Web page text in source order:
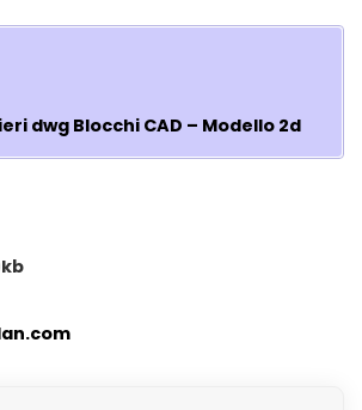
dwg Blocchi CAD – Modello 2d